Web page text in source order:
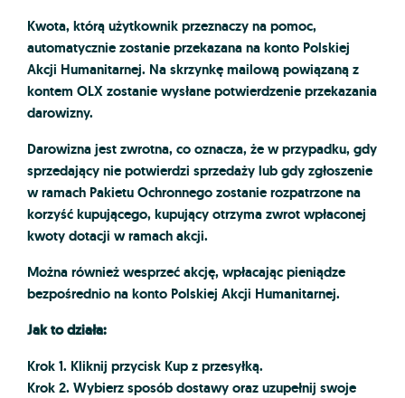
Kwota, którą użytkownik przeznaczy na pomoc,
automatycznie zostanie przekazana na konto Polskiej
Akcji Humanitarnej. Na skrzynkę mailową powiązaną z
kontem OLX zostanie wysłane potwierdzenie przekazania
darowizny.
Darowizna jest zwrotna, co oznacza, że w przypadku, gdy
sprzedający nie potwierdzi sprzedaży lub gdy zgłoszenie
w ramach Pakietu Ochronnego zostanie rozpatrzone na
korzyść kupującego, kupujący otrzyma zwrot wpłaconej
kwoty dotacji w ramach akcji.
Można również wesprzeć akcję, wpłacając pieniądze
bezpośrednio na konto Polskiej Akcji Humanitarnej.
Jak to działa:
Krok 1. Kliknij przycisk Kup z przesyłką.
Krok 2. Wybierz sposób dostawy oraz uzupełnij swoje